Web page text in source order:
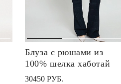
Блуза с рюшами из
100% шелка хаботай
30450 РУБ.